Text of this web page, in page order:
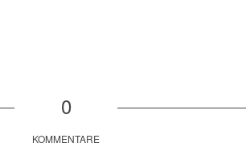
0
KOMMENTARE